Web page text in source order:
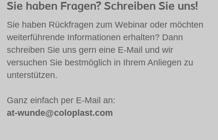
Sie haben Fragen? Schreiben Sie uns!
Sie haben Rückfragen zum Webinar oder möchten
weiterführende Informationen erhalten? Dann
schreiben Sie uns gern eine E-Mail und wir
versuchen Sie bestmöglich in Ihrem Anliegen zu
unterstützen.
Ganz einfach per E-Mail an:
at-wunde@coloplast.com